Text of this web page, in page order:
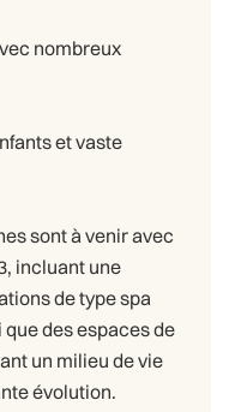
nombreux
et vaste
sont à venir avec
incluant une
de type spa
des espaces de
un milieu de vie
évolution.